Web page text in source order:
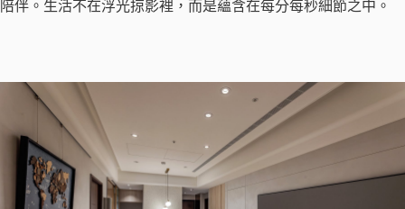
陪伴。生活不在浮光掠影裡，而是蘊含在每分每秒細節之中。